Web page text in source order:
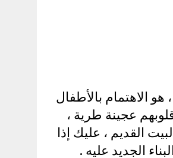
هو الاهتمام بالأطفال
عجينة طرية ،
القديم ، عليك إذا
الجديد عليه .